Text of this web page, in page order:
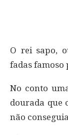
O rei sapo,
fadas famoso
No conto
dourada que
não